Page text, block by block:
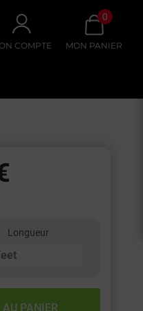
COMPTE
0
MON PANIER
Longueur
PANIER